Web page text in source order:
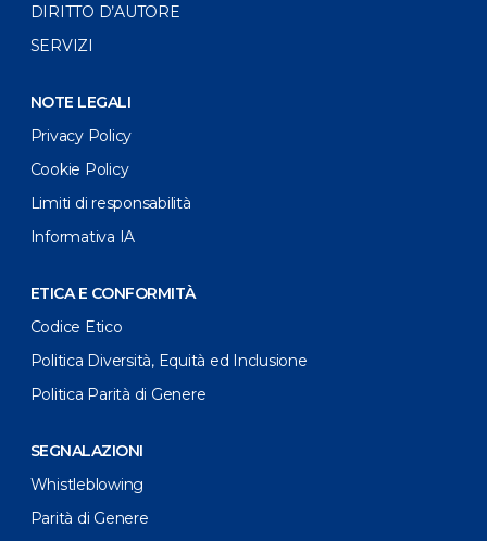
DIRITTO D’AUTORE
SERVIZI
NOTE LEGALI
Privacy Policy
Cookie Policy
Limiti di responsabilità
Informativa IA
ETICA E CONFORMITÀ
Codice Etico
Politica Diversità, Equità ed Inclusione
Politica Parità di Genere
SEGNALAZIONI
Whistleblowing
Parità di Genere